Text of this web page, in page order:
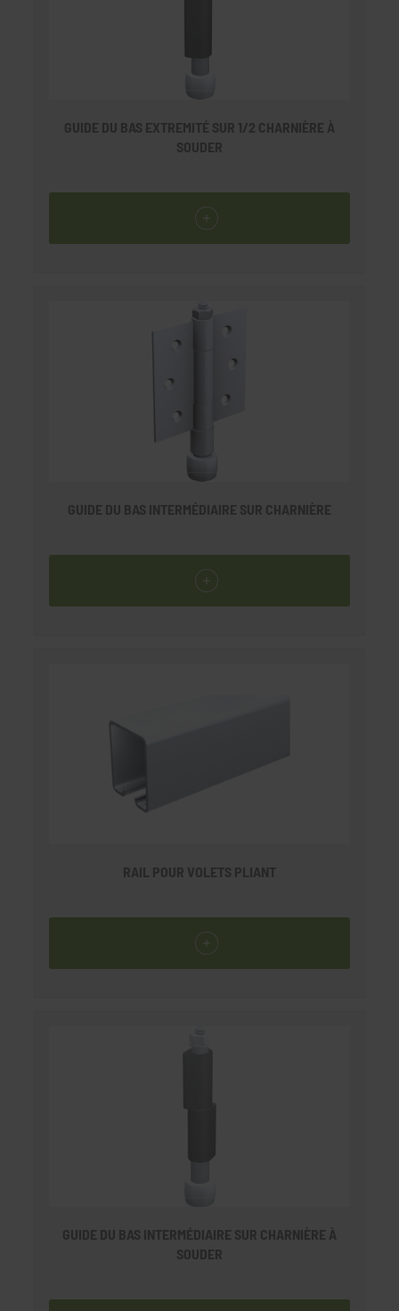
GUIDE DU BAS EXTREMITÉ SUR 1/2 CHARNIÈRE À
SOUDER
GUIDE DU BAS INTERMÉDIAIRE SUR CHARNIÈRE
RAIL POUR VOLETS PLIANT
GUIDE DU BAS INTERMÉDIAIRE SUR CHARNIÈRE À
SOUDER